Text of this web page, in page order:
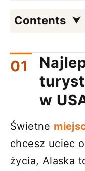
Contents
w
Świetne
chcesz uciec
życia, Alaska